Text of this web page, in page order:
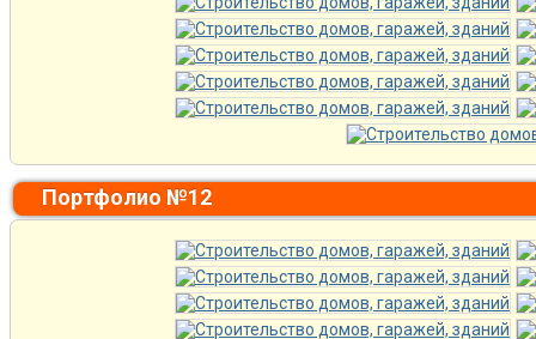
Портфолио №12